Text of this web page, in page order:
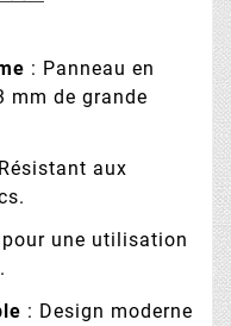
: Panneau en
mm de grande
aux
une utilisation
: Design moderne